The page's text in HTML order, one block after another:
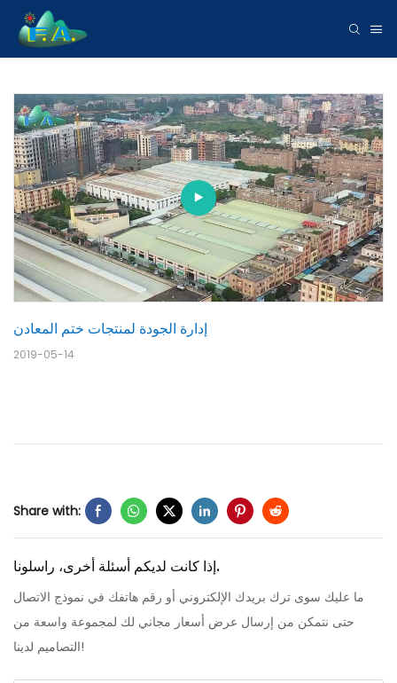
إدارة الجودة لمنتجات ختم المعادن
2019-05-14
Share with:
إذا كانت لديكم أسئلة أخرى، راسلونا.
ما عليك سوى ترك بريدك الإلكتروني أو رقم هاتفك في نموذج الاتصال
حتى نتمكن من إرسال عرض أسعار مجاني لك لمجموعة واسعة من
التصاميم لدينا!